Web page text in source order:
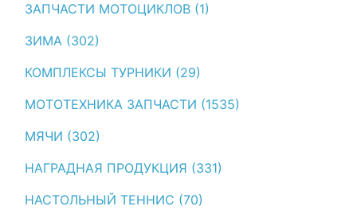
ЗАПЧАСТИ МОТОЦИКЛОВ (1)
ЗИМА (302)
КОМПЛЕКСЫ ТУРНИКИ (29)
МОТОТЕХНИКА ЗАПЧАСТИ (1535)
МЯЧИ (302)
НАГРАДНАЯ ПРОДУКЦИЯ (331)
НАСТОЛЬНЫЙ ТЕННИС (70)